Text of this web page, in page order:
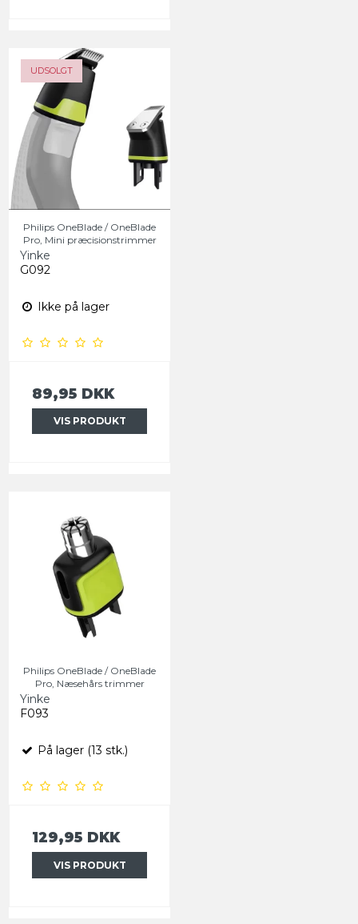
UDSOLGT
Philips OneBlade / OneBlade
Pro, Mini præcisionstrimmer
Yinke
G092
Ikke på lager
89,95 DKK
VIS PRODUKT
Philips OneBlade / OneBlade
Pro, Næsehårs trimmer
Yinke
F093
På lager (13 stk.)
129,95 DKK
VIS PRODUKT